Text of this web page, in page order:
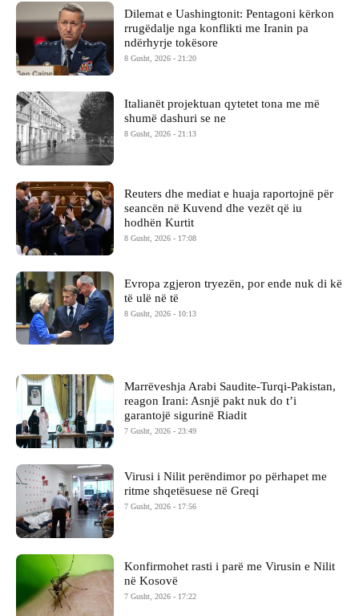
Dilemat e Uashingtonit: Pentagoni kërkon
rrugëdalje nga konflikti me Iranin pa
ndërhyrje tokësore
8 Gusht, 2026 - 21:20
Italianët projektuan qytetet tona me më
shumë dashuri se ne
8 Gusht, 2026 - 21:13
Reuters dhe mediat e huaja raportojnë për
seancën në Kuvend dhe vezët që iu
hodhën Kurtit
8 Gusht, 2026 - 17:08
Evropa zgjeron tryezën, por ende nuk di kë
të ulë në të
8 Gusht, 2026 - 10:13
Marrëveshja Arabi Saudite-Turqi-Pakistan,
reagon Irani: Asnjë pakt nuk do t’i
garantojë sigurinë Riadit
7 Gusht, 2026 - 23:49
Virusi i Nilit perëndimor po përhapet me
ritme shqetësuese në Greqi
7 Gusht, 2026 - 17:56
Konfirmohet rasti i parë me Virusin e Nilit
në Kosovë
7 Gusht, 2026 - 17:22